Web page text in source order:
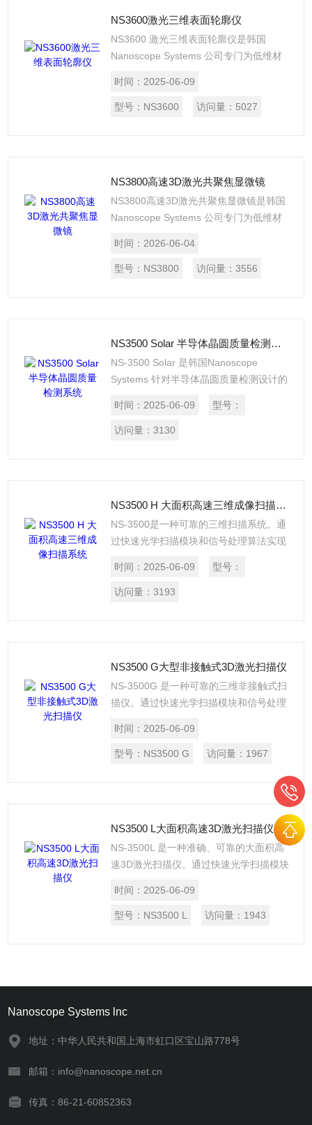
NS3600激光三维表面轮廓仪
NS3600 激光三维表面轮廓仪是韩国
Nanoscope Systems 公司专门为低维材
镜。NS3600 采用的是638nm 的激光作为
光源，测量时无需与样品表面接触即可获
时间： 2025-06-09
型号： NS3600 访问量： 5027
NS3800高速3D激光共聚焦显微镜
NS3800高速3D激光共聚焦显微镜是韩国
Nanoscope Systems 公司专门为低维材
统的3D探针轮廓仪相比较，NS3800使用
405nm的激光作为光源，进行无损伤检
时间： 2026-06-04
型号： NS3800 访问量：3556
NS3500 Solar 半导体晶圆质量检测系统
NS-3500 Solar 是韩国Nanoscope
Systems 针对半导体晶圆质量检测设计的
学扫描模块和信号处理算法实现实时共焦
显微图像。使用高精度PZT，操作简便，
时间： 2025-06-09 型号：
访问量： 3130
NS3500 H 大面积高速三维成像扫描系统
NS-3500是一种可靠的三维扫描系统。通
过快速光学扫描模块和信号处理算法实现
维结构，可以为半导体晶片，FPD产品，
MEMS设备，玻璃基板，材料表面等提供
时间： 2025-06-09 型号：
访问量： 3193
NS3500 G大型非接触式3D激光扫描仪
NS-3500G 是一种可靠的三维非接触式扫
描仪。通过快速光学扫描模块和信号处理
测微观三维结构，可以为半导体晶片，
FPD产品，MEMS设备，玻璃基板，材料
时间： 2025-06-09
型号： NS3500 G 访问量： 1967
NS3500 L大面积高速3D激光扫描仪
NS-3500L 是一种准确、可靠的大面积高
速3D激光扫描仪。通过快速光学扫描模块
在测量和检测微观三维结构，可以为半导
体晶片，FPD产品，MEMS设备，玻璃基
时间： 2025-06-09
型号： NS3500 L 访问量： 1943
Nanoscope Systems lnc
地址：中华人民共和国上海市虹口区宝山路778号
邮箱：info@nanoscope.net.cn
传真：86-21-60852363